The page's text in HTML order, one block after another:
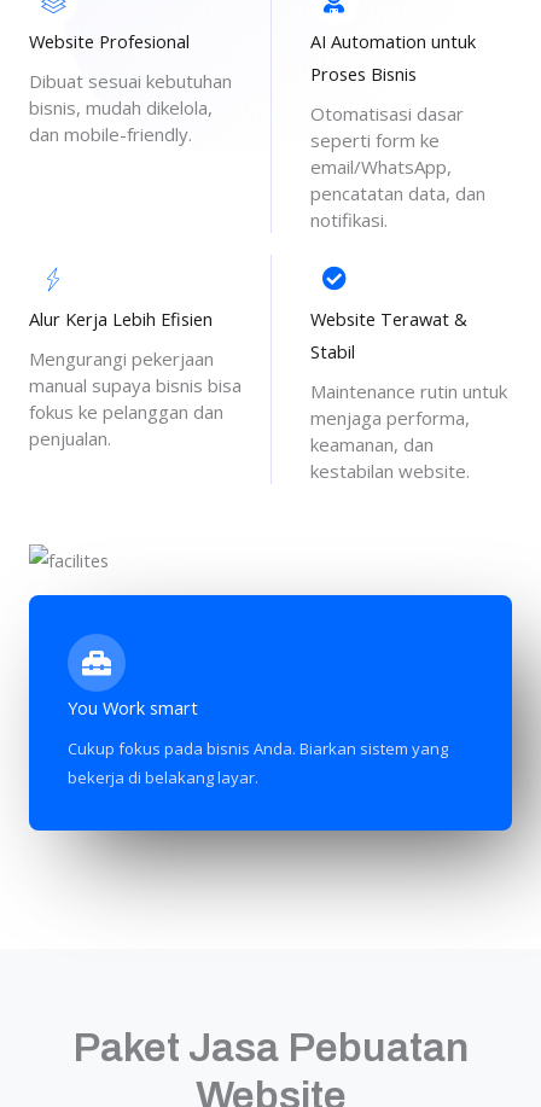
Website Profesional
Dibuat sesuai kebutuhan
bisnis, mudah dikelola,
dan mobile-friendly.
AI Automation untuk
Proses Bisnis
Otomatisasi dasar
seperti form ke
email/WhatsApp,
pencatatan data, dan
notifikasi.
Alur Kerja Lebih Efisien
Mengurangi pekerjaan
manual supaya bisnis bisa
fokus ke pelanggan dan
penjualan.
Website Terawat &
Stabil
Maintenance rutin untuk
menjaga performa,
keamanan, dan
kestabilan website.
You Work smart
Cukup fokus pada bisnis Anda. Biarkan sistem yang
bekerja di belakang layar.
Paket Jasa Pebuatan
Website